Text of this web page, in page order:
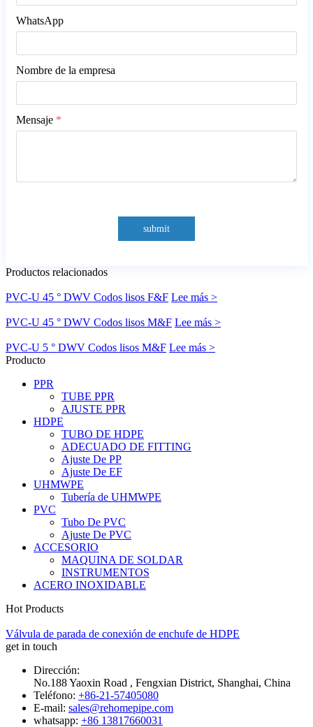
WhatsApp
Nombre de la empresa
Mensaje *
submit
Productos relacionados
PVC-U 45 ° DWV Codos lisos F&F Lee más >
PVC-U 45 ° DWV Codos lisos M&F Lee más >
PVC-U 5 ° DWV Codos lisos M&F Lee más >
Producto
PPR
TUBE PPR
AJUSTE PPR
HDPE
TUBO DE HDPE
ADECUADO DE FITTING
Ajuste De PP
Ajuste De EF
UHMWPE
Tubería de UHMWPE
PVC
Tubo De PVC
Ajuste De PVC
ACCESORIO
MAQUINA DE SOLDAR
INSTRUMENTOS
ACERO INOXIDABLE
Hot Products
Válvula de parada de conexión de enchufe de HDPE
get in touch
Dirección:
No.188 Yaoxin Road , Fengxian District, Shanghai, China
Teléfono: +86-21-57405080
E-mail: sales@rehomepipe.com
whatsapp: +86 13817660031